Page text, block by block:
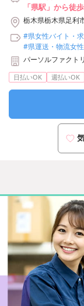
「県駅」から徒
★マイカー、自転
栃木県栃木県足利
#県女性バイト・
#県運送・物流女
パーソルファクト
日払いOK 週払いOK